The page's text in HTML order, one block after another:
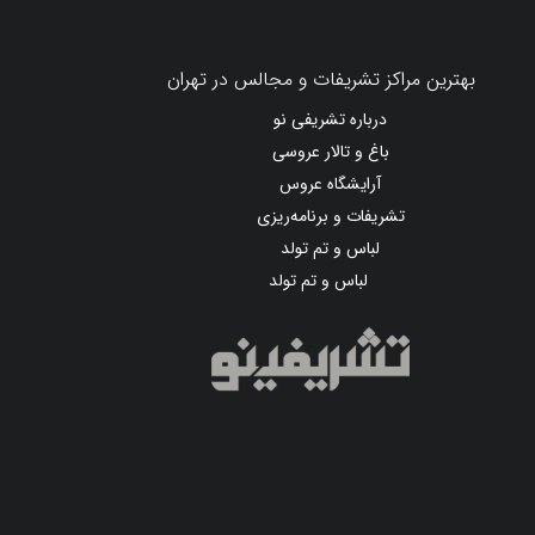
بهترین مراکز تشریفات و مجالس در تهران
درباره تشریفی نو
باغ و تالار عروسی
آرایشگاه عروس
تشریفات و برنامه‌ریزی
لباس و تم تولد
لباس و تم تولد